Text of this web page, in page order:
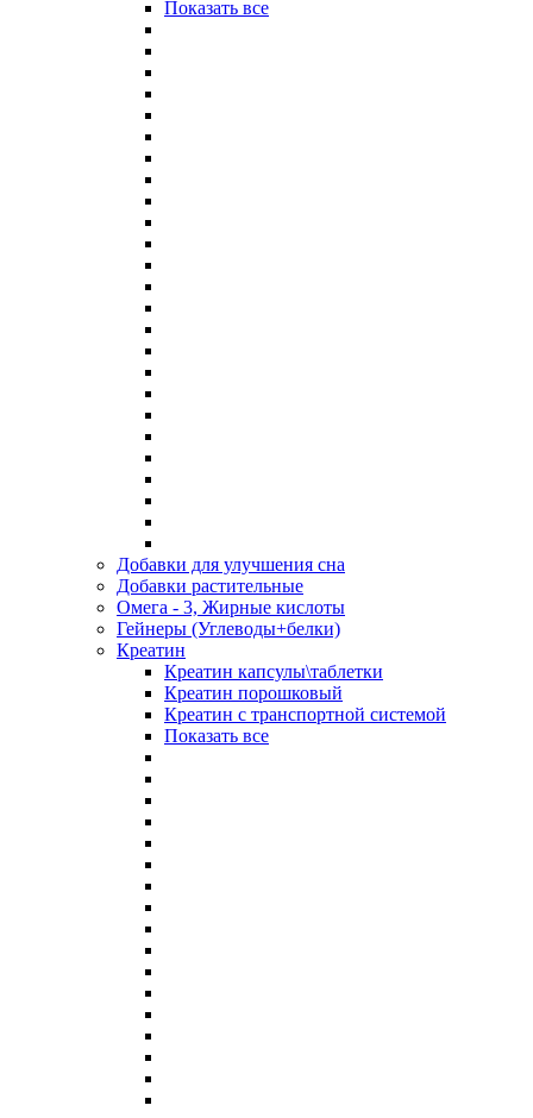
Показать все
Добавки для улучшения сна
Добавки растительные
Омега - 3, Жирные кислоты
Гейнеры (Углеводы+белки)
Креатин
Креатин капсулы\таблетки
Креатин порошковый
Креатин с транспортной системой
Показать все